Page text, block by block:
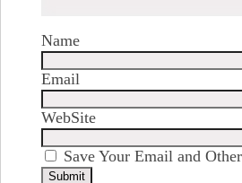
Name
Email
WebSite
Save Your Email and